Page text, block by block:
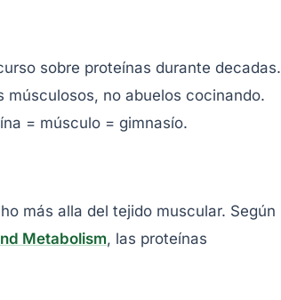
sobre proteínas durante decadas.
no abuelos cocinando.
= músculo = gimnasío.
más alla del tejido muscular. Según
Metabolism, las proteínas